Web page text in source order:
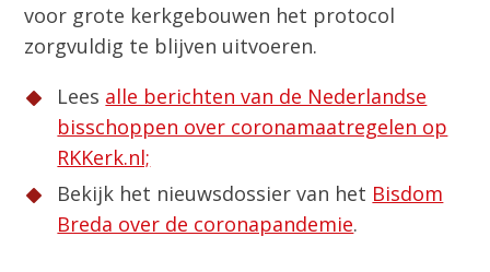
voor grote kerkgebouwen het protocol
zorgvuldig te blijven uitvoeren.
Lees alle berichten van de Nederlandse
bisschoppen over coronamaatregelen op
RKKerk.nl;
Bekijk het nieuwsdossier van het Bisdom
Breda over de coronapandemie.